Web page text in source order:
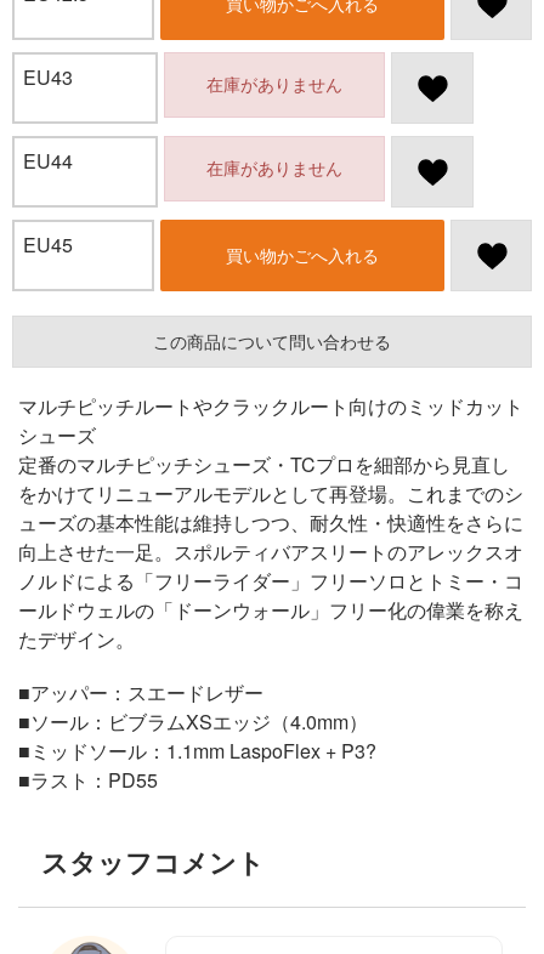
EU43 在庫がありません
EU44 在庫がありません
EU45 買い物かごへ入れる
この商品について問い合わせる
マルチピッチルートやクラックルート向けのミッドカット
シューズ
定番のマルチピッチシューズ・TCプロを細部から見直し
をかけてリニューアルモデルとして再登場。これまでのシ
ューズの基本性能は維持しつつ、耐久性・快適性をさらに
向上させた一足。スポルティバアスリートのアレックスオ
ノルドによる「フリーライダー」フリーソロとトミー・コ
ールドウェルの「ドーンウォール」フリー化の偉業を称え
たデザイン。
■アッパー：スエードレザー
■ソール：ビブラムXSエッジ（4.0mm）
■ミッドソール：1.1mm LaspoFlex + P3?
■ラスト：PD55
スタッフコメント